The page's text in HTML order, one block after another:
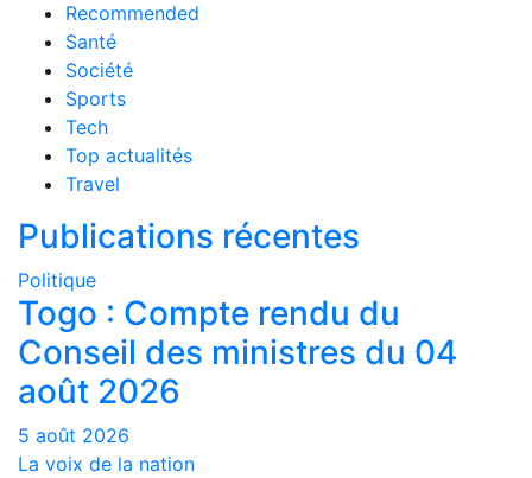
Recommended
Santé
Société
Sports
Tech
Top actualités
Travel
Publications récentes
Politique
Togo : Compte rendu du
Conseil des ministres du 04
août 2026
5 août 2026
La voix de la nation